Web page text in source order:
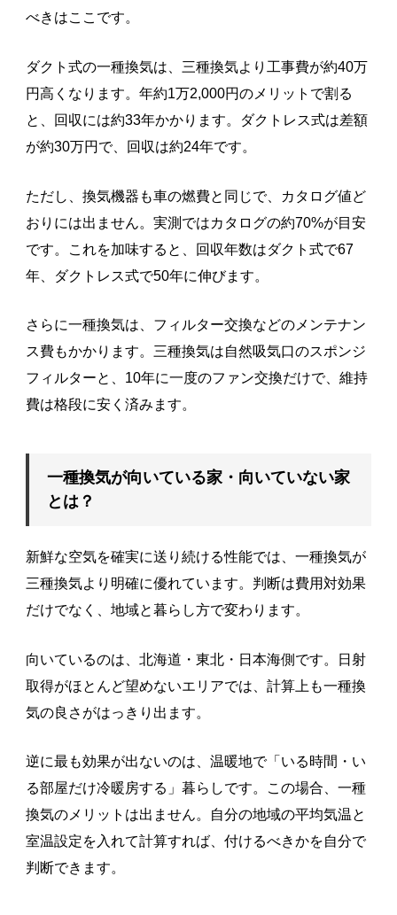
べきはここです。
ダクト式の一種換気は、三種換気より工事費が約40万
円高くなります。年約1万2,000円のメリットで割る
と、回収には約33年かかります。ダクトレス式は差額
が約30万円で、回収は約24年です。
ただし、換気機器も車の燃費と同じで、カタログ値ど
おりには出ません。実測ではカタログの約70%が目安
です。これを加味すると、回収年数はダクト式で67
年、ダクトレス式で50年に伸びます。
さらに一種換気は、フィルター交換などのメンテナン
ス費もかかります。三種換気は自然吸気口のスポンジ
フィルターと、10年に一度のファン交換だけで、維持
費は格段に安く済みます。
一種換気が向いている家・向いていない家
とは？
新鮮な空気を確実に送り続ける性能では、一種換気が
三種換気より明確に優れています。判断は費用対効果
だけでなく、地域と暮らし方で変わります。
向いているのは、北海道・東北・日本海側です。日射
取得がほとんど望めないエリアでは、計算上も一種換
気の良さがはっきり出ます。
逆に最も効果が出ないのは、温暖地で「いる時間・い
る部屋だけ冷暖房する」暮らしです。この場合、一種
換気のメリットは出ません。自分の地域の平均気温と
室温設定を入れて計算すれば、付けるべきかを自分で
判断できます。